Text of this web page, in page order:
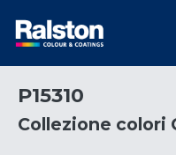
P15310
Collezione colori